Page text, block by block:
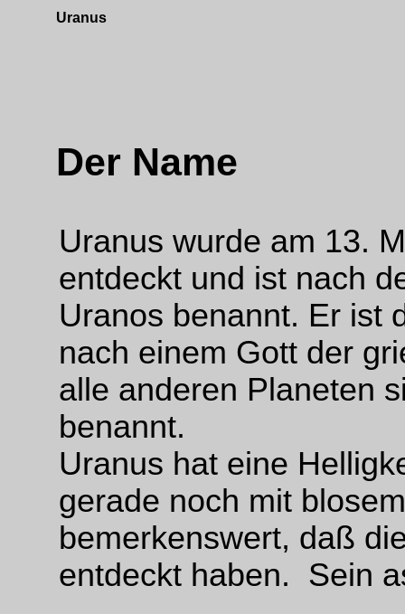
Uranus
Der Name
Uranus wurde am 13.
entdeckt und ist nach
Uranos benannt. Er ist
nach einem Gott der
alle anderen Planeten
benannt.
Uranus hat eine
gerade noch mit
bemerkenswert, daß
entdeckt haben. Sein